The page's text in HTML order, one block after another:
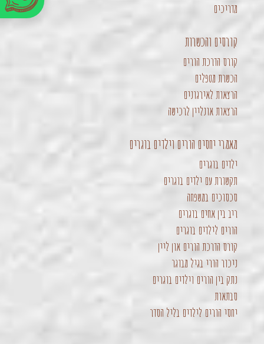
מדריכים
קורסים והכשרות
קורס הדרכת הורים
הכשרת מטפלים
הרצאות לאירגונים
הרצאות אונליין לרכישה
מאמרי יחסים הורים וילדים בוגרים
ילדים בוגרים
תקשורת עם ילדים בוגרים
סכסוכים במשפחה
ריב בין אחים בוגרים
הורים לילדים בוגרים
קורס הדרכת הורים און ליין
ניכור הורי בגיל מבוגר
נתק בין הורים וילדים בוגרים
סבתאות
יחסי הורים לילדים בליל הסדר